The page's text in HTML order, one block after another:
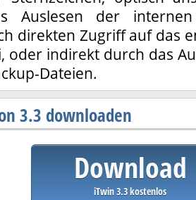
Auslesen der
direkten Zugriff auf das
oder indirekt durch das
Dateien.
3.3 downloaden
Download
iTwin 3.3 kostenlos